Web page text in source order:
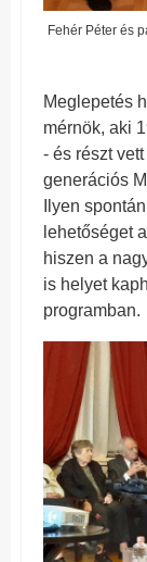
Fehér Péter és
Meglepetés
mérnök, aki
- és részt
generációs
Ilyen
lehetőséget
hiszen a
is helyet
programban.